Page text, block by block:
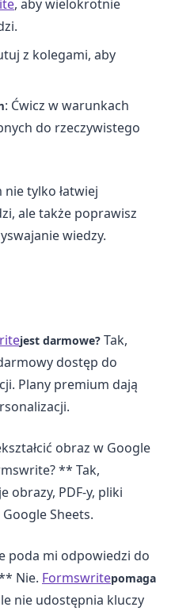
, aby wielokrotnie
z kolegami, aby
: Ćwicz w warunkach
do rzeczywistego
tylko łatwiej
ale także poprawisz
wiedzy.
jest darmowe? Tak,
dostęp do
Plany premium dają
obraz w Google
** Tak,
obrazy, PDF-y, pliki
Sheets.
poda mi odpowiedzi do
Nie. Formswritepomaga
nie udostępnia kluczy